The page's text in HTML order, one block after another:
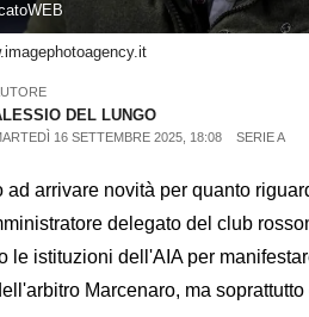
DEL LUNGO
16 SETTEMBRE 2025, 18:08 SERIE A
ad arrivare novità per quanto
delegato del club
le istituzioni dell'AIA per
Marcenaro, ma